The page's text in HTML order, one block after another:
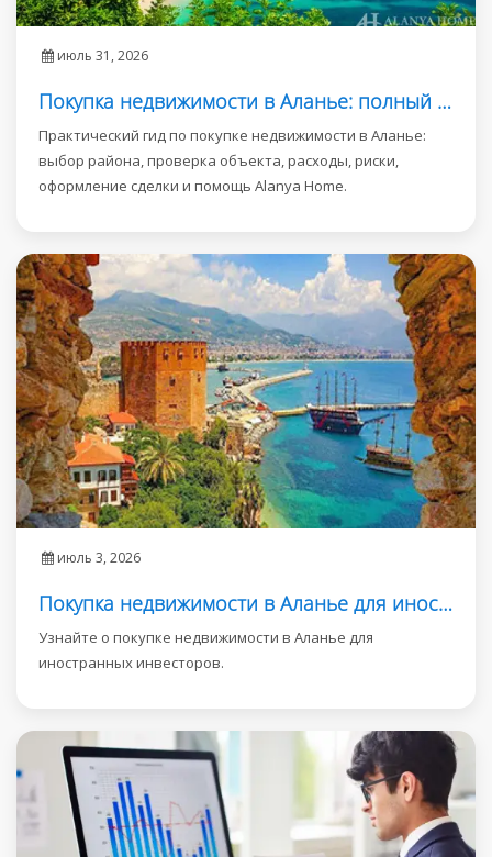
июль 31, 2026
Покупка недвижимости в Аланье: полный гид
Практический гид по покупке недвижимости в Аланье:
выбор района, проверка объекта, расходы, риски,
оформление сделки и помощь Alanya Home.
июль 3, 2026
Покупка недвижимости в Аланье для иностранных инвесторов
Узнайте о покупке недвижимости в Аланье для
иностранных инвесторов.